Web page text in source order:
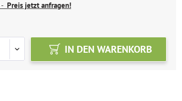
- Preis jetzt anfragen!
IN DEN WARENKORB